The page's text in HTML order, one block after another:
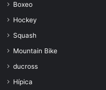
Boxeo
Hockey
Squash
Mountain Bike
ducross
Hípica